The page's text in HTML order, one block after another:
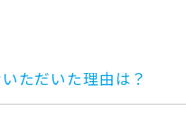
ただいた理由は？